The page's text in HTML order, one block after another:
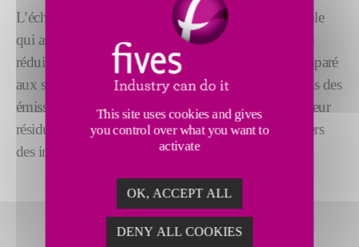
L’échangeur de chaleur Solios est une solution flexible
qui assure une circulation des gaz stable. Il permet de
réduire la taille du Centre de Traitement des Gaz comparé
aux systèmes de dilution d'air et répond aux standards des
émissions de HF les plus stricts toute l'année. La chaleur
résiduelle peut être réutilisée facilement et rediriger vers
des installations existantes.
This site uses cookies and gives
you control over what you want to
activate
OK, ACCEPT ALL
DENY ALL COOKIES